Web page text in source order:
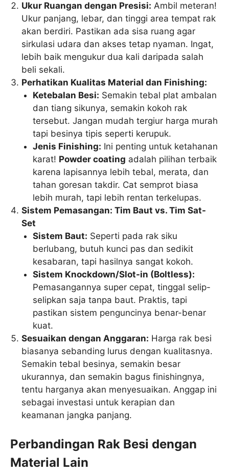
Ukur Ruangan dengan Presisi: Ambil meteran!
Ukur panjang, lebar, dan tinggi area tempat rak
akan berdiri. Pastikan ada sisa ruang agar
sirkulasi udara dan akses tetap nyaman. Ingat,
lebih baik mengukur dua kali daripada salah
beli sekali.
Perhatikan Kualitas Material dan Finishing:
Ketebalan Besi: Semakin tebal plat ambalan
dan tiang sikunya, semakin kokoh rak
tersebut. Jangan mudah tergiur harga murah
tapi besinya tipis seperti kerupuk.
Jenis Finishing: Ini penting untuk ketahanan
karat! Powder coating adalah pilihan terbaik
karena lapisannya lebih tebal, merata, dan
tahan goresan takdir. Cat semprot biasa
lebih murah, tapi lebih rentan terkelupas.
Sistem Pemasangan: Tim Baut vs. Tim Sat-
Set
Sistem Baut: Seperti pada rak siku
berlubang, butuh kunci pas dan sedikit
kesabaran, tapi hasilnya sangat kokoh.
Sistem Knockdown/Slot-in (Boltless):
Pemasangannya super cepat, tinggal selip-
selipkan saja tanpa baut. Praktis, tapi
pastikan sistem penguncinya benar-benar
kuat.
Sesuaikan dengan Anggaran: Harga rak besi
biasanya sebanding lurus dengan kualitasnya.
Semakin tebal besinya, semakin besar
ukurannya, dan semakin bagus finishingnya,
tentu harganya akan menyesuaikan. Anggap ini
sebagai investasi untuk kerapian dan
keamanan jangka panjang.
Perbandingan Rak Besi dengan
Material Lain